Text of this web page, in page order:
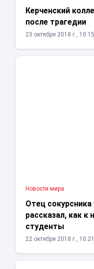
Керченский
после трагедии
23 октября 2018 г., 10:15
Новости мира
Отец
рассказал, как к
студенты
22 октября 2018 г., 10:21